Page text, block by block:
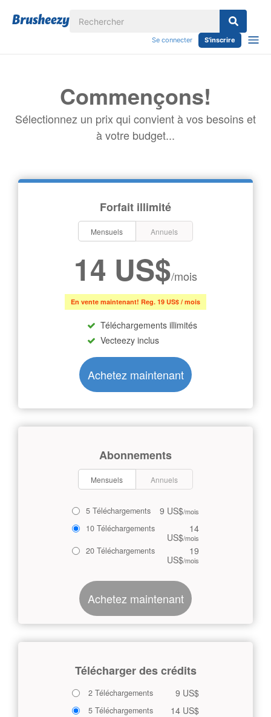
Se connecter S'inscrire
Commençons!
Sélectionnez un prix qui convient à vos besoins et
à votre budget...
Forfait illimité
Mensuels Annuels
14 US$/mois
En vente maintenant! Reg. 19 US$ / mois
Téléchargements illimités
Vecteezy inclus
Achetez maintenant
Abonnements
Mensuels Annuels
5 Téléchargements 9 US$/mois
10 Téléchargements 14
US$/mois
20 Téléchargements 19
US$/mois
Achetez maintenant
Télécharger des crédits
2 Téléchargements 9 US$
5 Téléchargements 14 US$